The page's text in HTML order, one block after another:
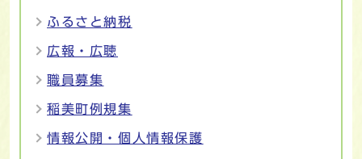
ふるさと納税
広報・広聴
職員募集
稲美町例規集
情報公開・個人情報保護